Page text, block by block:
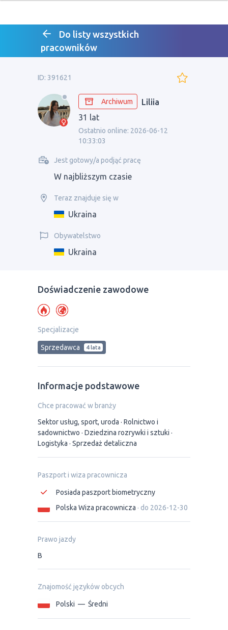
Do listy wszystkich
pracowników
ID: 391621
Archiwum
Liliia
31 lat
Ostatnio online: 2026-06-12
10:33:03
Jest gotowy/a podjąć pracę
W najbliższym czasie
Teraz znajduje się w
Ukraina
Obywatelstwo
Ukraina
Doświadczenie zawodowe
Specjalizacje
Sprzedawca 4 lata
Informacje podstawowe
Chce pracować w branży
Sektor usług, sport, uroda
Rolnictwo i
sadownictwo
Dziedzina rozrywki i sztuki
Logistyka
Sprzedaż detaliczna
Paszport i wiza pracownicza
Posiada paszport biometryczny
Polska Wiza pracownicza · do 2026-12-30
Prawo jazdy
B
Znajomość języków obcych
Polski — Średni